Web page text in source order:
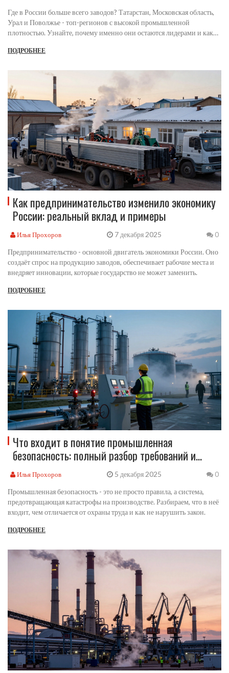
Где в России больше всего заводов? Татарстан, Московская область,
Урал и Поволжье - топ-регионов с высокой промышленной
плотностью. Узнайте, почему именно они остаются лидерами и как
ПОДРОБНЕЕ
Как предпринимательство изменило экономику
России: реальный вклад и примеры
Илья Прохоров 7 декабря 2025 0
Предпринимательство - основной двигатель экономики России. Оно
создаёт спрос на продукцию заводов, обеспечивает рабочие места и
внедряет инновации, которые государство не может заменить.
ПОДРОБНЕЕ
Что входит в понятие промышленная
безопасность: полный разбор требований и
практик
Илья Прохоров 5 декабря 2025 0
Промышленная безопасность - это не просто правила, а система,
предотвращающая катастрофы на производстве. Разбираем, что в неё
входит, чем отличается от охраны труда и как не нарушить закон.
ПОДРОБНЕЕ